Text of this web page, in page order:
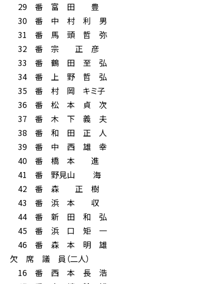
29 番 富 田 豊
30 番 中 村 利 男
31 番 馬 頭 哲 弥
32 番 宗 正 彦
33 番 鶴 田 至 弘
34 番 上 野 哲 弘
35 番 村 岡 キミ子
36 番 松 本 貞 次
37 番 木 下 義 夫
38 番 和 田 正 人
39 番 中 西 雄 幸
40 番 橋 本 進
41 番 野見山 海
42 番 森 正 樹
43 番 浜 本 収
44 番 新 田 和 弘
45 番 浜 口 矩 一
46 番 森 本 明 雄
欠 席 議 員（二人）
16 番 西 本 長 浩